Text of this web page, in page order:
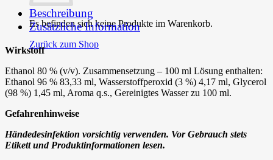
Es befinden sich keine Produkte im Warenkorb.
Zurück zum Shop
Beschreibung
Zusätzliche Information
Wirkstoff
Ethanol 80 % (v/v). Zusammensetzung – 100 ml Lösung enthalten:
Ethanol 96 % 83,33 ml, Wasserstoffperoxid (3 %) 4,17 ml, Glycerol
(98 %) 1,45 ml, Aroma q.s., Gereinigtes Wasser zu 100 ml.
Gefahrenhinweise
Händedesinfektion vorsichtig verwenden. Vor Gebrauch stets
Etikett und Produktinformationen lesen.